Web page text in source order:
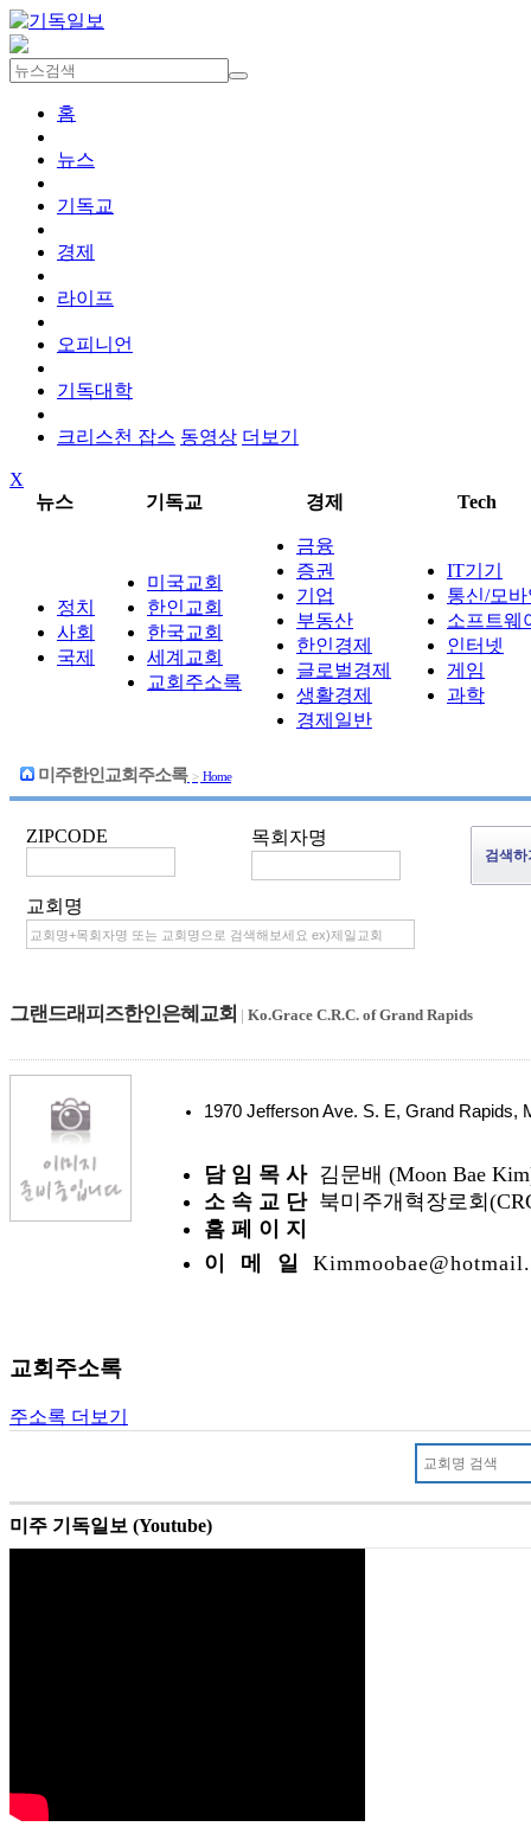
홈
뉴스
기독교
경제
라이프
오피니언
기독대학
크리스천 잡스 동영상 더보기
X
뉴스
기독교 경제 Tech
정치
사회
국제
미국교회
한인교회
한국교회
세계교회
교회주소록
금융
증권
기업
부동산
한인경제
글로벌경제
생활경제
경제일반
IT기기
통신/모
소프트웨
인터넷
게임
과학
미주한인교회주소록 > Home
ZIPCODE 목회자명
교회명
그랜드래피즈한인은혜교회 | Ko.Grace C.R.C. of Grand Rapids
1970 Jefferson Ave. S. E, Grand
담 임 목 사 김문배 (Moon Bae
소 속 교 단 북미주개혁장로회
홈 페 이 지
이 메 일
교회주소록
주소록 더보기
미주 기독일보 (Youtube)